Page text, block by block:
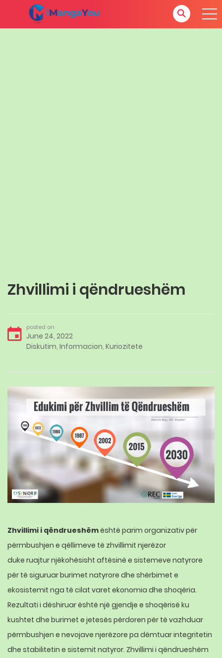
Zhvillimi i qëndrueshëm
posted on
June 24, 2022
Diskutim, Informacion, Kuriozitete
Zhvillimi i qëndrueshëmështë parim organizativ për
përmbushjen e qëllimeve të zhvillimit njerëzor
duke ruajturnjëkohësisht aftësinë e sistemeve natyrore
për të siguruar burimet natyrore dhe shërbimet e
ekosistemit nga të cilat varet ekonomia dhe shoqëria.
Rezultati i dëshiruar është një gjendje e shoqërisë ku
kushtet dhe burimet e jetesës përdoren për të vazhduar
përmbushjen e nevojave njerëzore pa dëmtuar integritetin
dhe stabilitetin e sistemit natyror. Zhvillimi i qëndrueshëm